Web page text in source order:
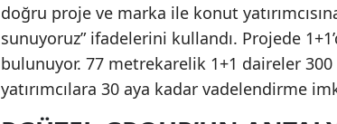
doğru proje ve marka ile konut
sunuyoruz” ifadelerini kullandı. Projede
bulunuyor. 77 metrekarelik 1+1 daireler
yatırımcılara 30 aya kadar vadelendirme